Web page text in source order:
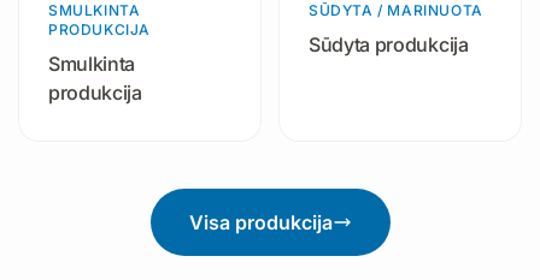
SMULKINTA
PRODUKCIJA
Smulkinta
produkcija
9 produktai
SŪDYTA / MARINUOTA
Sūdyta produkcija
Visa produkcija